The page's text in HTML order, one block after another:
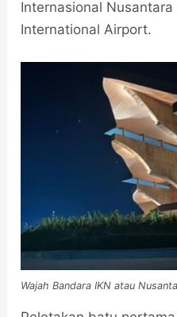
Internasional
International Airport.
Wajah Bandara IKN atau